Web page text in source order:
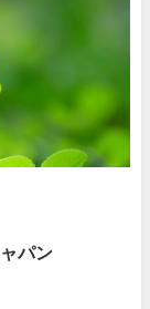
パン